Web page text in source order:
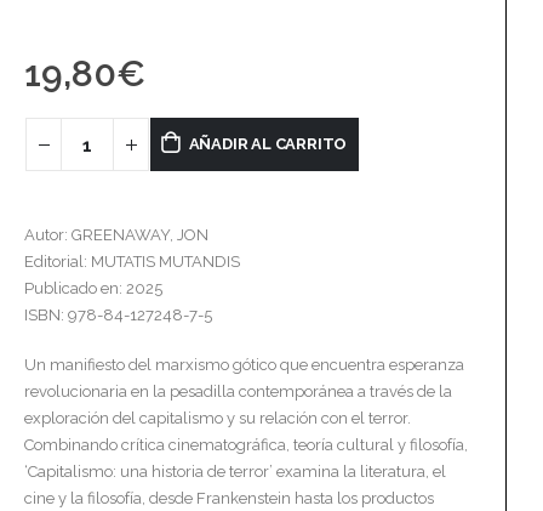
19,80€
AÑADIR AL CARRITO
Autor: GREENAWAY, JON
Editorial: MUTATIS MUTANDIS
Publicado en: 2025
ISBN: 978-84-127248-7-5
Un manifiesto del marxismo gótico que encuentra esperanza
revolucionaria en la pesadilla contemporánea a través de la
exploración del capitalismo y su relación con el terror.
Combinando crítica cinematográfica, teoría cultural y filosofía,
‘Capitalismo: una historia de terror’ examina la literatura, el
cine y la filosofía, desde Frankenstein hasta los productos